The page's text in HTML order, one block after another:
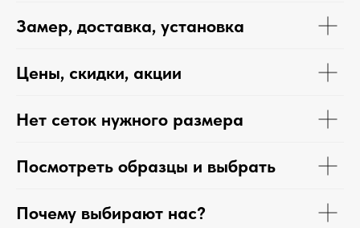
Замер, доставка, установка
Цены, скидки, акции
Нет сеток нужного размера
Посмотреть образцы и выбрать
Почему выбирают нас?